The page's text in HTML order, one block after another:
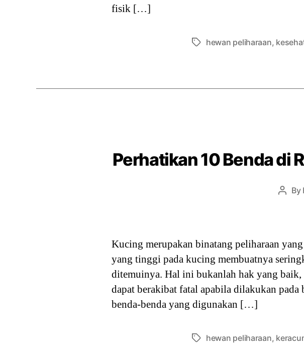
fisik […]
Tagshewan peliharaan,
Perhatikan 10 Benda di
Post
By
Kucing merupakan binatang peliharaan
yang tinggi pada kucing membuatnya
ditemuinya. Hal ini bukanlah hak yang
dapat berakibat fatal apabila dilakukan
benda-benda yang digunakan […]
Tagshewan peliharaan,